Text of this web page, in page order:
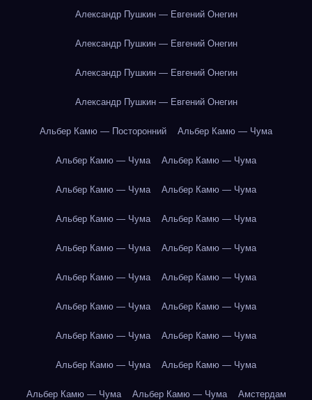
Александр Пушкин — Евгений Онегин
Александр Пушкин — Евгений Онегин
Александр Пушкин — Евгений Онегин
Александр Пушкин — Евгений Онегин
Альбер Камю — Посторонний Альбер Камю — Чума
Альбер Камю — Чума Альбер Камю — Чума
Альбер Камю — Чума Альбер Камю — Чума
Альбер Камю — Чума Альбер Камю — Чума
Альбер Камю — Чума Альбер Камю — Чума
Альбер Камю — Чума Альбер Камю — Чума
Альбер Камю — Чума Альбер Камю — Чума
Альбер Камю — Чума Альбер Камю — Чума
Альбер Камю — Чума Альбер Камю — Чума
Альбер Камю — Чума Альбер Камю — Чума Амстердам